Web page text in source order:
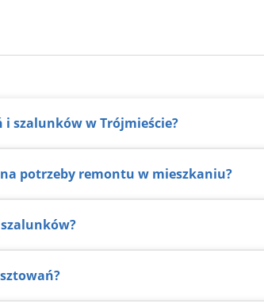
i szalunków w Trójmieście?
potrzeby remontu w mieszkaniu?